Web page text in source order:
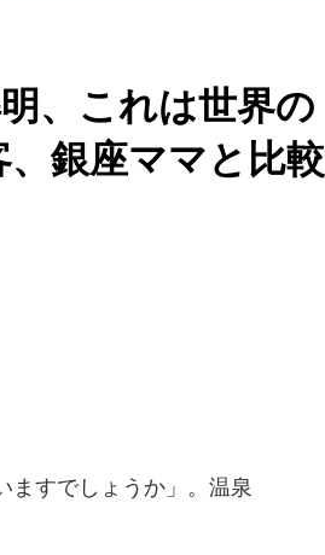
、これは世界の
銀座ママと比較
ますでしょうか」。温泉